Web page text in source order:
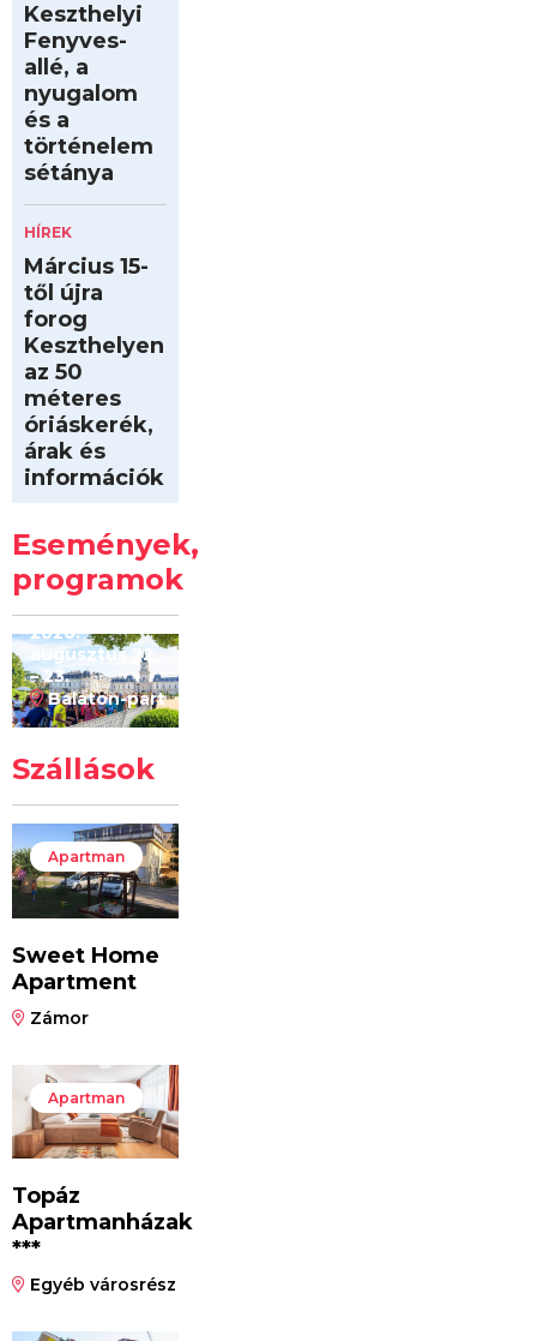
Keszthelyi
Fenyves-
allé, a
nyugalom
és a
történelem
sétánya
HÍREK
Március 15-
től újra
forog
Keszthelyen
az 50
méteres
óriáskerék,
árak és
információk
Események,
programok
Kilóméterek
2026
2026.
augusztus 22
– 23.
Balaton-part
Szállások
Apartman
Sweet Home
Apartment
Zámor
Apartman
Topáz
Apartmanházak
***
Egyéb városrész